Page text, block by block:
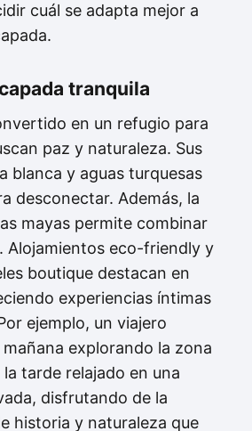
cuál se adapta mejor a
tranquila
en un refugio para
paz y naturaleza. Sus
blanca y aguas turquesas
desconectar. Además, la
mayas permite combinar
Alojamientos eco-friendly y
boutique destacan en
experiencias íntimas
ejemplo, un viajero
explorando la zona
tarde relajado en una
disfrutando de la
historia y naturaleza que